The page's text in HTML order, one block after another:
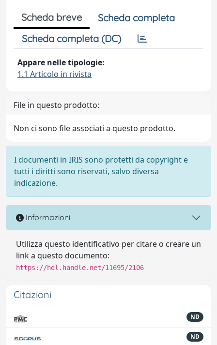
Scheda breve
Scheda completa
Scheda completa (DC)
Appare nelle tipologie:
1.1 Articolo in rivista
File in questo prodotto:
Non ci sono file associati a questo prodotto.
I documenti in IRIS sono protetti da copyright e
tutti i diritti sono riservati, salvo diversa
indicazione.
Informazioni
Utilizza questo identificativo per citare o creare un
link a questo documento:
https://hdl.handle.net/11695/2106
Citazioni
ND
ND